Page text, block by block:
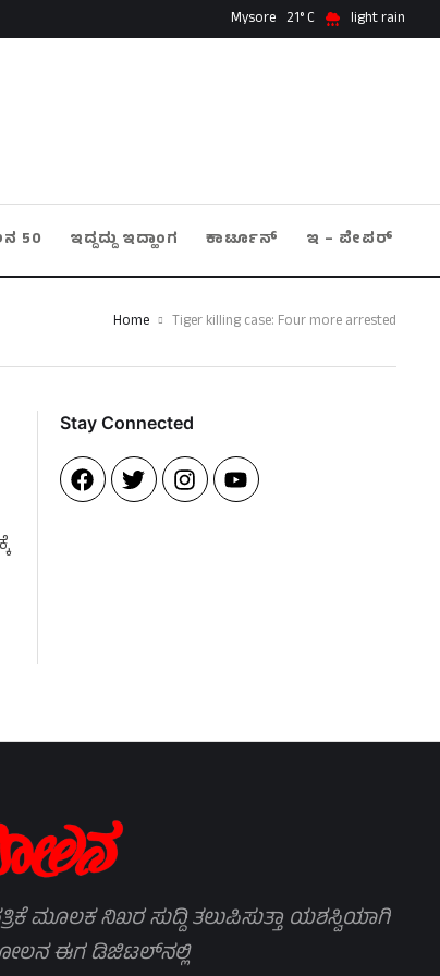
Mysore 21 light rain
50 ಇದ್ದದ್ದು ಇದ್ಹಾಂಗ ಕಾರ್ಟೂನ್ ಇ – ಪೇಪರ್
Home Tiger killing case: Four more arrested
Stay Connected​
ಮೂಲಕ ನಿಖರ ಸುದ್ದಿ ತಲುಪಿಸುತ್ತಾ ಯಶಸ್ವಿಯಾಗಿ
ಈಗ ಡಿಜಿಟಲ್‌ನಲ್ಲಿ